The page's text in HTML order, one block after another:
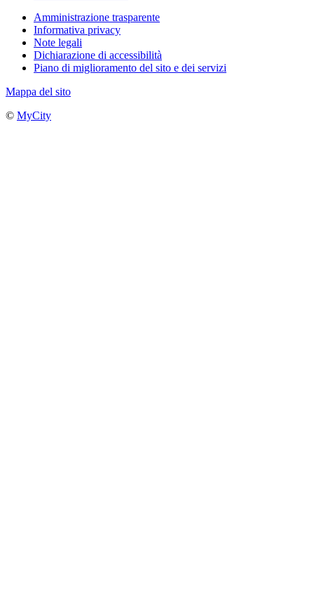
Amministrazione trasparente
Informativa privacy
Note legali
Dichiarazione di accessibilità
Piano di miglioramento del sito e dei servizi
Mappa del sito
© MyCity